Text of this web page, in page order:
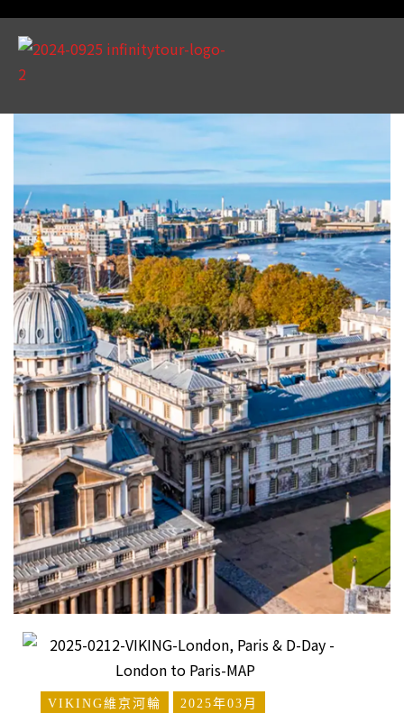
VIKING維京河輪
2025年03月